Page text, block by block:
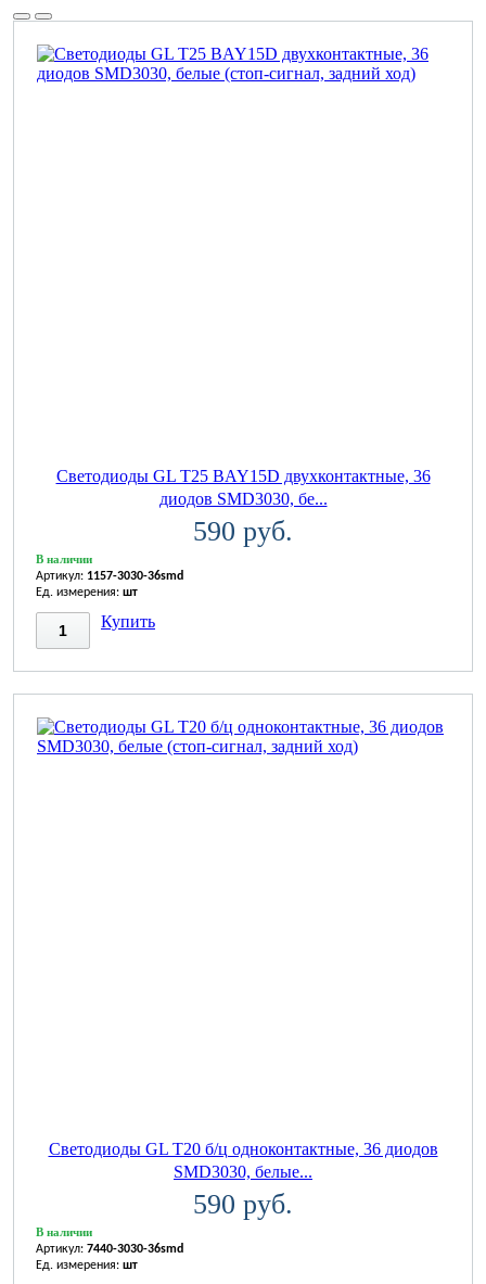
Светодиоды GL T25 BAY15D двухконтактные, 36
диодов SMD3030, бе...
590 руб.
В наличии
Артикул: 1157-3030-36smd
Ед. измерения: шт
Купить
Светодиоды GL T20 б/ц одноконтактные, 36 диодов
SMD3030, белые...
590 руб.
В наличии
Артикул: 7440-3030-36smd
Ед. измерения: шт